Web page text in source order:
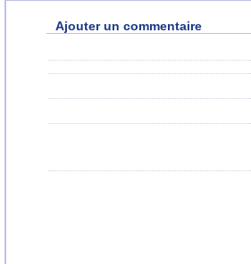
Ajouter un commentaire